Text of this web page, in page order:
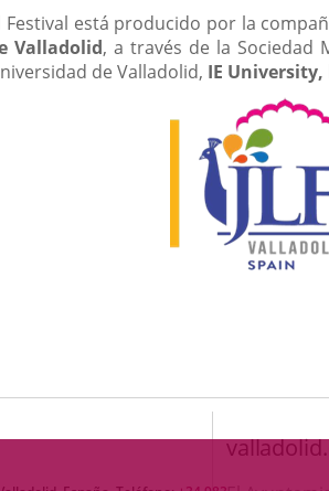
Festival está producido por la
Valladolid, a través de la Sociedad
de Valladolid, IE